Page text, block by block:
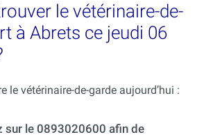
le vétérinaire-de-
à Abrets ce jeudi 06
le vétérinaire-de-garde aujourd’hui :
sur le 0893020600 afin de